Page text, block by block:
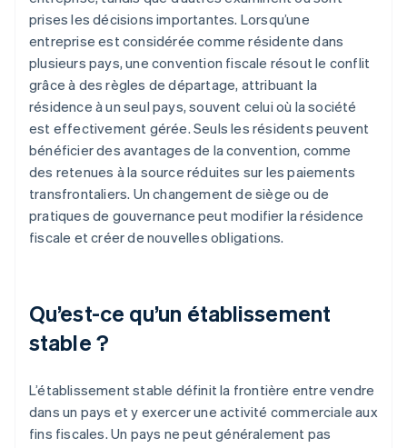
prises les décisions importantes. Lorsqu’une
entreprise est considérée comme résidente dans
plusieurs pays, une convention fiscale résout le conflit
grâce à des règles de départage, attribuant la
résidence à un seul pays, souvent celui où la société
est effectivement gérée. Seuls les résidents peuvent
bénéficier des avantages de la convention, comme
des retenues à la source réduites sur les paiements
transfrontaliers. Un changement de siège ou de
pratiques de gouvernance peut modifier la résidence
fiscale et créer de nouvelles obligations.
Qu’est-ce qu’un établissement
stable ?
L’établissement stable définit la frontière entre vendre
dans un pays et y exercer une activité commerciale aux
fins fiscales. Un pays ne peut généralement pas